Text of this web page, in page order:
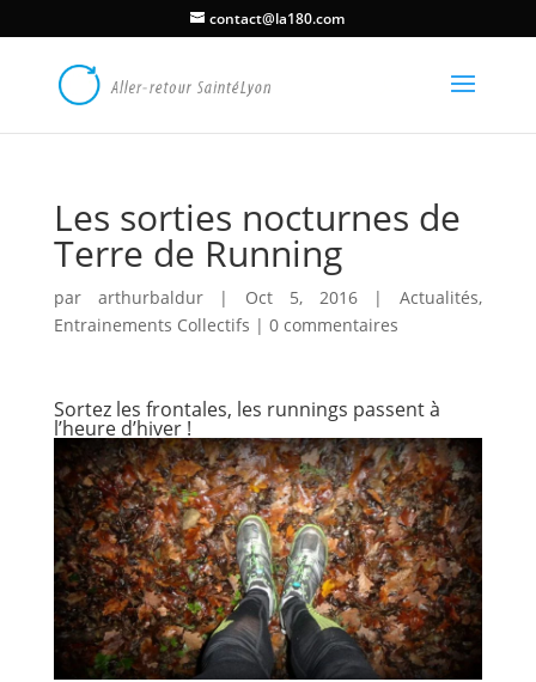
contact@la180.com
Les sorties nocturnes de
Terre de Running
par arthurbaldur| Oct 5, 2016|Actualités,
Entrainements Collectifs | 0 commentaires
Sortez les frontales, les runnings passent à
l’heure d’hiver !